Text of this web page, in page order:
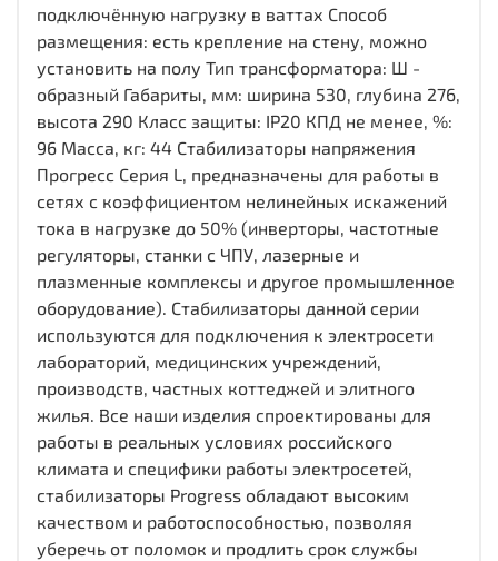
подключённую нагрузку в ваттах Способ
размещения: есть крепление на стену, можно
установить на полу Тип трансформатора: Ш -
образный Габариты, мм: ширина 530, глубина 276,
высота 290 Класс защиты: IP20 КПД не менее, %:
96 Масса, кг: 44 Стабилизаторы напряжения
Прогресс Cерия L, предназначены для работы в
сетях с коэффициентом нелинейных искажений
тока в нагрузке до 50% (инверторы, частотные
регуляторы, станки с ЧПУ, лазерные и
плазменные комплексы и другое промышленное
оборудование). Стабилизаторы данной серии
используются для подключения к электросети
лабораторий, медицинских учреждений,
производств, частных коттеджей и элитного
жилья. Все наши изделия спроектированы для
работы в реальных условиях российского
климата и специфики работы электросетей,
стабилизаторы Progress обладают высоким
качеством и работоспособностью, позволяя
уберечь от поломок и продлить срок службы